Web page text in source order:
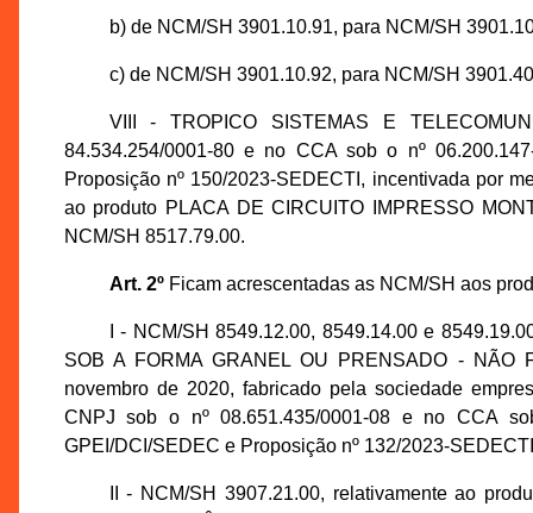
b) de NCM/SH 3901.10.91, para NCM/SH
c) de NCM/SH 3901.10.92, para NCM/SH
VIII - TROPICO SISTEMAS E
84.534.254/0001-80 e no CCA sob o nº
Proposição nº 150/2023-SEDECTI, incentivada por
ao produto PLACA DE CIRCUITO IMPRESSO
NCM/SH 8517.79.00.
Art. 2ºFicam acrescentadas as NCM/SH aos
I - NCM/SH 8549.12.00, 8549.14.00 e
SOB A FORMA GRANEL OU PRENSADO - NÃO
novembro de 2020, fabricado pela sociedade
CNPJ sob o nº 08.651.435/0001-08 e no CCA
GPEI/DCI/SEDEC e Proposição nº 132/2023-
II - NCM/SH 3907.21.00, relativamente ao